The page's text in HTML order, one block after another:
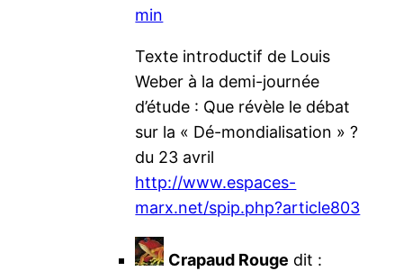
min
Texte introductif de Louis
Weber à la demi-journée
d’étude : Que révèle le débat
sur la « Dé-mondialisation » ?
du 23 avril
http://www.espaces-
marx.net/spip.php?article803
Crapaud Rouge dit :